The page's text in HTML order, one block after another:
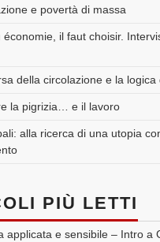
e povertà di massa
économie, il faut choisir.
della circolazione e la logica
la pigrizia… e il lavoro
alla ricerca di una utopia
PIÙ LETTI
applicata e sensibile – Intro a